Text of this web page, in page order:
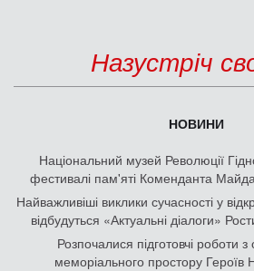
Назустріч
НОВИНИ
Національний музей Революції
фестивалі пам'яті Коменданта
Найважливіші виклики сучасності у
відбудуться «Актуальні діалоги»
Розпочалися підготовчі роботи
меморіального простору Героїв